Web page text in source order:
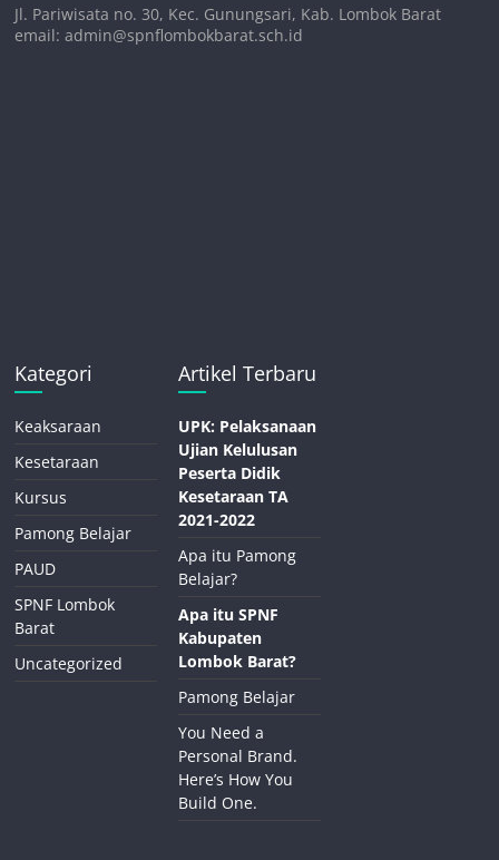
Jl. Pariwisata no. 30, Kec. Gunungsari, Kab. Lombok Barat
email: admin@spnflombokbarat.sch.id
Kategori
Keaksaraan
Kesetaraan
Kursus
Pamong Belajar
PAUD
SPNF Lombok
Barat
Uncategorized
Artikel Terbaru
UPK: Pelaksanaan
Ujian Kelulusan
Peserta Didik
Kesetaraan TA
2021-2022
Apa itu Pamong
Belajar?
Apa itu SPNF
Kabupaten
Lombok Barat?
Pamong Belajar
You Need a
Personal Brand.
Here’s How You
Build One.